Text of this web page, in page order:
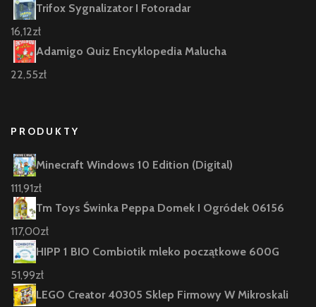
Trifox Sygnalizator I Fotoradar
16,12zł
Adamigo Quiz Encyklopedia Malucha
22,55zł
PRODUKTY
Minecraft Windows 10 Edition (Digital)
111,91zł
Tm Toys Świnka Peppa Domek I Ogródek 06156
117,00zł
HIPP 1 BIO Combiotik mleko początkowe 600G
51,99zł
LEGO Creator 40305 Sklep Firmowy W Mikroskali